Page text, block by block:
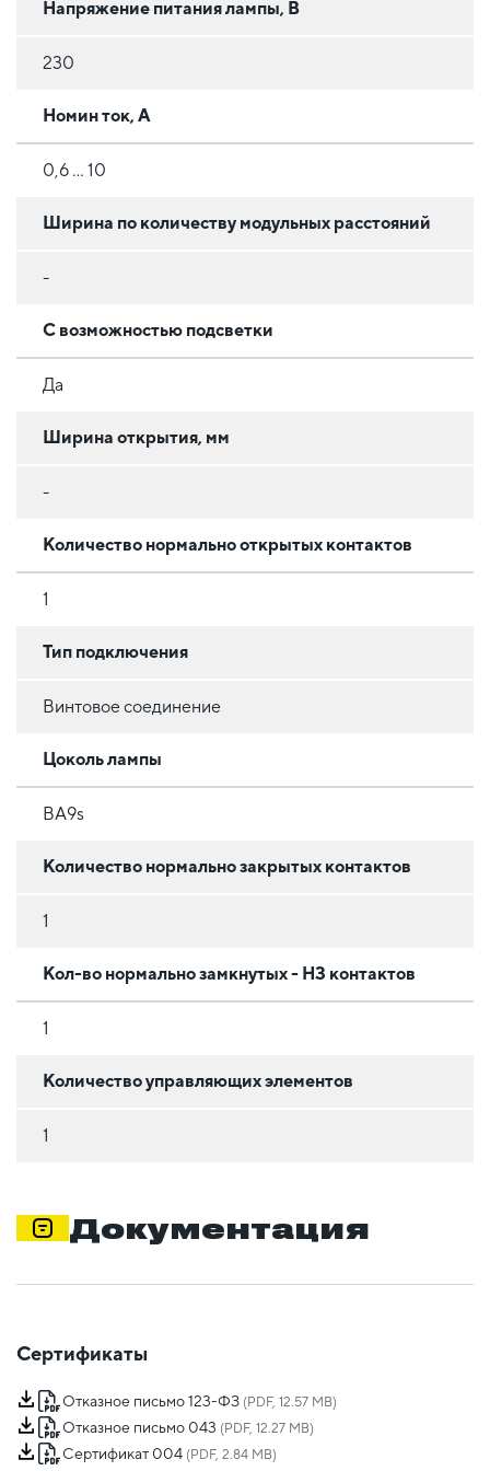
Напряжение питания лампы, В
230
Номин ток, А
0,6 ... 10
Ширина по количеству модульных расстояний
-
С возможностью подсветки
Да
Ширина открытия, мм
-
Количество нормально открытых контактов
1
Тип подключения
Винтовое соединение
Цоколь лампы
BA9s
Количество нормально закрытых контактов
1
Кол-во нормально замкнутых - НЗ контактов
1
Количество управляющих элементов
1
Документация
Сертификаты
Отказное письмо 123-ФЗ (PDF, 12.57 MB)
Отказное письмо 043 (PDF, 12.27 MB)
Сертификат 004 (PDF, 2.84 MB)